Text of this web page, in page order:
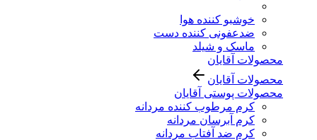
خوشبو کننده هوا
ضدعفونی کننده دست
ماسک و شیلد
محصولات آقایان
محصولات آقایان
محصولات پوستی آقایان
کرم مرطوب کننده مردانه
کرم آبرسان مردانه
کرم ضد آفتاب مردانه